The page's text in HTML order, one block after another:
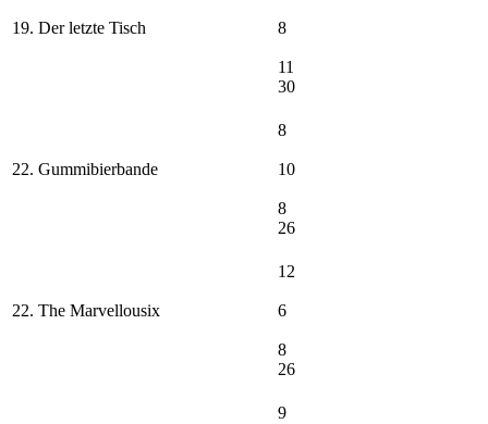
19. Der letzte Tisch 8
11
30
22. Gummibierbande
8
10
8
26
22. The Marvellousix
12
6
8
26
9